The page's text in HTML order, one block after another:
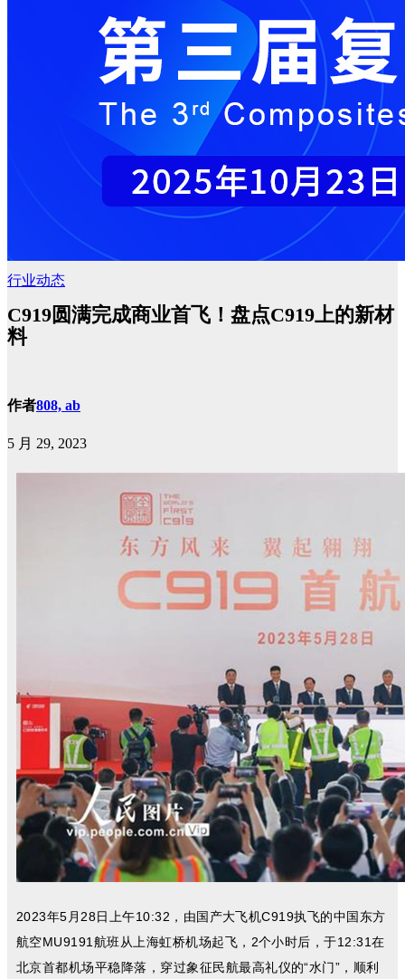
行业动态
C919圆满完成商业首飞！盘点C919上的新材
料
作者808, ab
5 月 29, 2023
2023年5月28日上午10:32，由国产大飞机C919执飞的中国东方
航空MU9191航班从上海虹桥机场起飞，2个小时后，于12:31在
北京首都机场平稳降落，穿过象征民航最高礼仪的“水门”，顺利